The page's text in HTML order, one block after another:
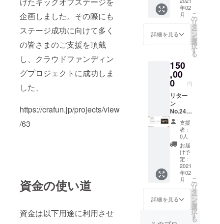
企画しました。その際にも
ステージ成功に向けて多く
の皆さまのご支援を頂戴
し、クラウドファンディン
グプロジェクトに成功しま
した、
https://crafun.jp/projects/view
/63
資金の使い道
資金は以下用途に利用させ
ツ ・み
ずしな
孝之先
ろし
花村学
ル エ
コバッ
グ ・花
オリジ
ナル
フラ
ワーペ
ン ・ペ
ンは1本
入りで
す。色
の指定
は出来
ませ
ん。 ・
12/26（
土）の
ル エ
コバッ
グ ・花
村学園
オリジ
ン ペ
ンは1本
入りで
す。色
の指定
は出来
ませ
ん。 ・
DVD：
12/26（
土）の
公演の
様子を
収めた
DVD ■
ご説明
・花村
学園の
之先生
描下ろ
し 花
村学園
バッグ
・花村
学園オ
リジナ
ル フ
ラワー
ペン ・
ペンは1
本入り
です。
色の指
定は出
来ませ
ん。 ・
DVD：
12/26（
土）の
公演の
DVD ■
ＤＶＤ
セッ
ト』 ■
料金：
11,500
jpy 送
（着払
いとな
りま
す） ■
リター
ン内容
・花村
学園オ
リジナ
ルＴ
シャツ
・みず
しな孝
之先生
描下ろ
し 花
村学園
オリジ
ナル
エコ
バッグ
年02
月
詳細を見る
こ
の
リ
タ
ー
ン
を
選
択
す
る
150
,00
0 円
リター
ン
No.24
『出
前！
花村学
園』 ■
料金：
150,000
jpy ・交
通費は
別途実
費精算
・限定3
名様 ・
会場
費・交
支援
者：
0人
お届
け予
定：
2021
年02
月
詳細を見る
こ
の
リ
タ
ー
ン
を
選
択
す
る